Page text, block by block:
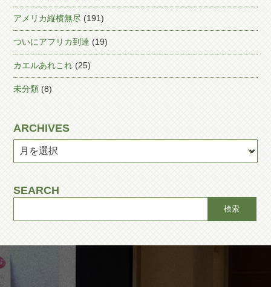
アメリカ縦横無尽 (191)
ついにアフリカ到達 (19)
カエルあれこれ (25)
未分類 (8)
ARCHIVES
SEARCH